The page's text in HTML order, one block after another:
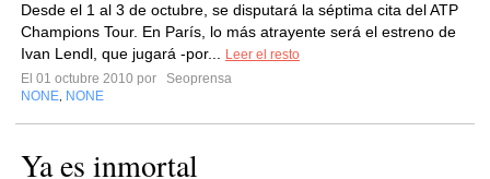
Desde el 1 al 3 de octubre, se disputará la séptima cita del ATP
Champions Tour. En París, lo más atrayente será el estreno de
Ivan Lendl, que jugará -por...
Leer el resto
El 01 octubre 2010 por
Seoprensa
NONE NONE
Ya es inmortal